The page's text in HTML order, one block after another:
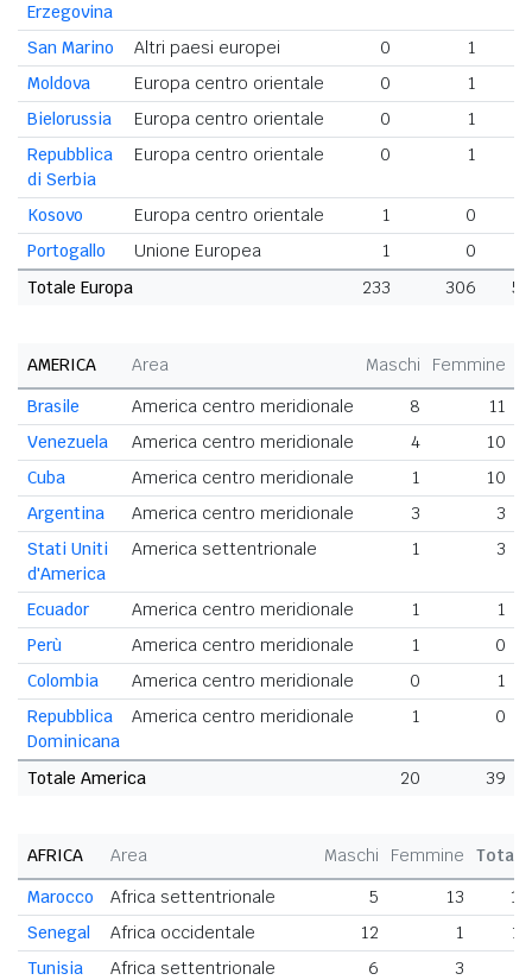
Erzegovina
San Marino Altri paesi europei 0
1
Moldova
Europa centro orientale 0
1
Bielorussia
Europa centro orientale 0
1
Repubblica
di Serbia
Europa centro orientale 0 1
Kosovo Europa centro orientale 1
0
Portogallo
Unione Europea 1
0
Totale Europa
233 306
AMERICA Area Maschi Femmine
Brasile
America centro meridionale 8
11
Venezuela
America centro meridionale 4
10
Cuba
America centro meridionale 1
10
Argentina
America centro meridionale 3
3
Stati Uniti
d'America
America settentrionale 1 3
Ecuador America centro meridionale 1
1
Perù
America centro meridionale 1
0
Colombia
America centro meridionale 0
1
Repubblica
Dominicana
America centro meridionale 1 0
Totale America 20 39
AFRICA Area Maschi Femmine
Totale
Marocco
Africa settentrionale 5 13
18
Senegal
Africa occidentale 12 1
13
Tunisia
Africa settentrionale 6 3